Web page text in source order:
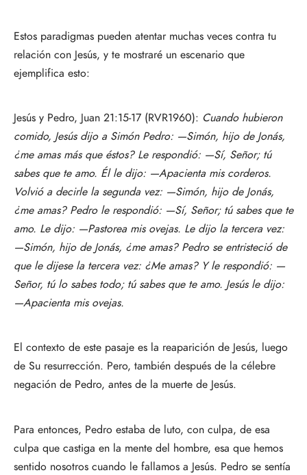
Estos paradigmas pueden atentar muchas veces contra tu
relación con Jesús, y te mostraré un escenario que
ejemplifica esto:
Jesús y Pedro, Juan 21:15-17 (RVR1960): Cuando hubieron
comido, Jesús dijo a Simón Pedro: —Simón, hijo de Jonás,
¿me amas más que éstos? Le respondió: —Sí, Señor; tú
sabes que te amo. Él le dijo: —Apacienta mis corderos.
Volvió a decirle la segunda vez: —Simón, hijo de Jonás,
¿me amas? Pedro le respondió: —Sí, Señor; tú sabes que te
amo. Le dijo: —Pastorea mis ovejas. Le dijo la tercera vez:
—Simón, hijo de Jonás, ¿me amas? Pedro se entristeció de
que le dijese la tercera vez: ¿Me amas? Y le respondió: —
Señor, tú lo sabes todo; tú sabes que te amo. Jesús le dijo:
—Apacienta mis ovejas.
El contexto de este pasaje es la reaparición de Jesús, luego
de Su resurrección. Pero, también después de la célebre
negación de Pedro, antes de la muerte de Jesús.
Para entonces, Pedro estaba de luto, con culpa, de esa
culpa que castiga en la mente del hombre, esa que hemos
sentido nosotros cuando le fallamos a Jesús. Pedro se sentía